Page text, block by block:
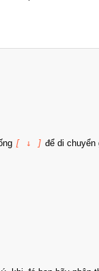
[ ↓ ] để di